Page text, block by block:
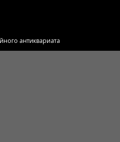
антиквариата